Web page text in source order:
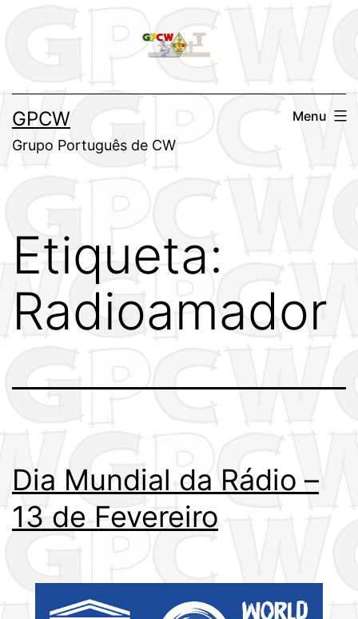
conteúdo
GPCW
Grupo Português de CW
Menu
Etiqueta:
Radioamador
Dia Mundial da Rádio –
13 de Fevereiro